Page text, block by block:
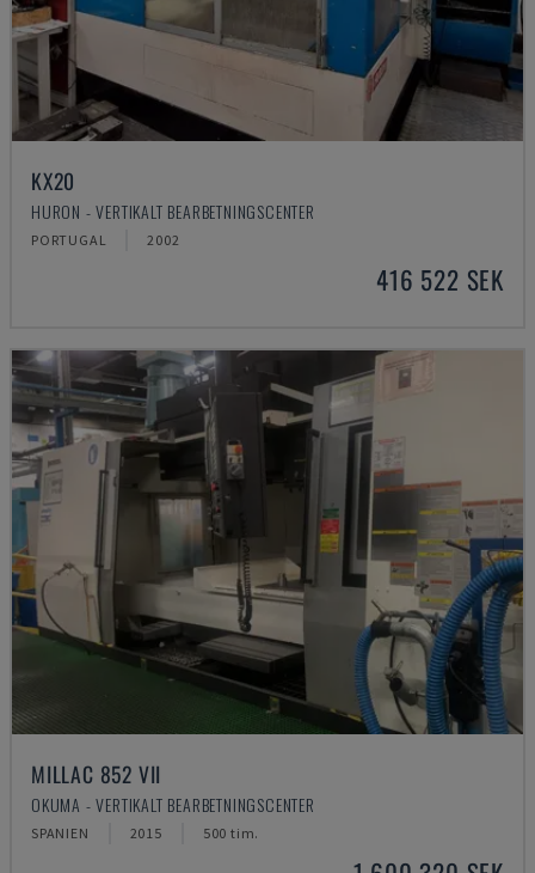
KX20
HURON - VERTIKALT BEARBETNINGSCENTER
PORTUGAL 2002
416 522 SEK
MILLAC 852 VII
OKUMA - VERTIKALT BEARBETNINGSCENTER
SPANIEN 2015 500 tim.